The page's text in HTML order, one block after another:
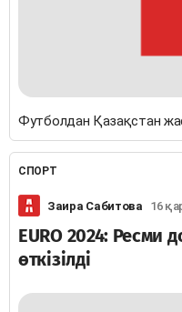
Футболдан Қазақстан
СПОРТ
Заира Сабитова 16
EURO 2024: Ресми
өткізілді